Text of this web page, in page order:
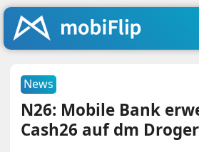
News
N26: Mobile Bank
Cash26 auf dm